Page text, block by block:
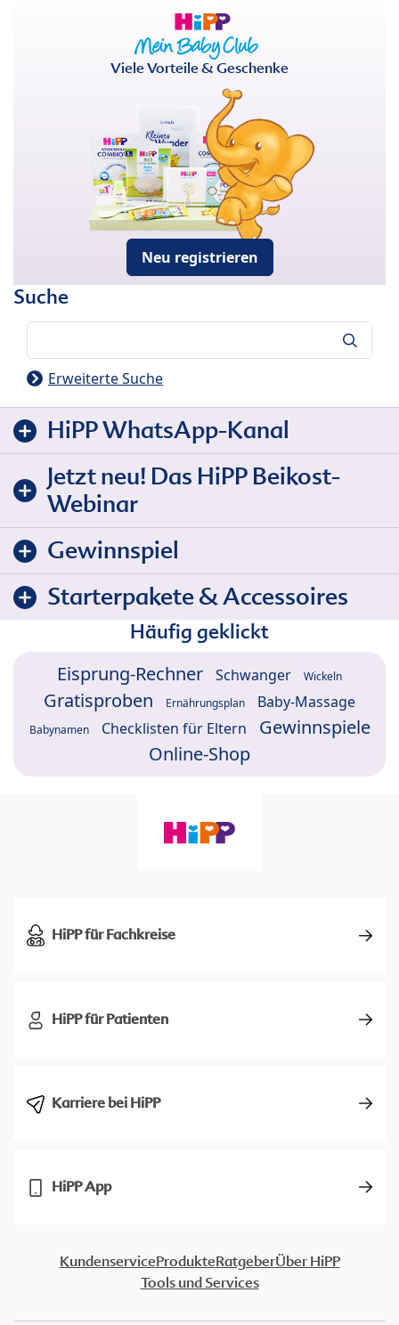
Viele Vorteile & Geschenke
Neu registrieren
Suche
Erweiterte Suche
HiPP WhatsApp-Kanal
Jetzt neu! Das HiPP Beikost-
Webinar
Gewinnspiel
Starterpakete & Accessoires
Häufig geklickt
Eisprung-Rechner Schwanger Wickeln
Gratisproben Ernährungsplan Baby-Massage
Babynamen Checklisten für Eltern
Gewinnspiele
Online-Shop
HiPP für Fachkreise
HiPP für Patienten
Karriere bei HiPP
HiPP App
KundenserviceProdukteRatgeberÜber HiPP
Tools und Services